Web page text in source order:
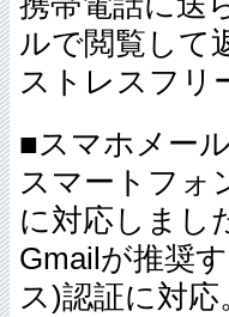
ルで閲覧して
ストレスフリ
■スマホメー
スマートフォ
に対応しまし
Gmailが推奨
ス)認証に対応